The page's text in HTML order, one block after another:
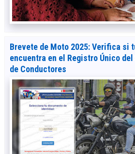
Brevete de Moto 2025: Verifica si
encuentra en el Registro Único
de Conductores